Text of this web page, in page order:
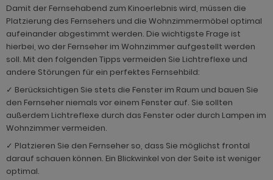
Damit der Fernsehabend zum Kinoerlebnis wird, müssen die
Platzierung des Fernsehers und die Wohnzimmermöbel optimal
aufeinander abgestimmt werden. Die wichtigste Frage ist
hierbei, wo der Fernseher im Wohnzimmer aufgestellt werden
soll. Mit den folgenden Tipps vermeiden Sie Lichtreflexe und
andere Störungen für ein perfektes Fernsehbild:
✓ Berücksichtigen Sie stets die Fenster im Raum und bauen Sie
den Fernseher niemals vor einem Fenster auf. Sie sollten
außerdem Lichtreflexe durch das Fenster oder durch Lampen im
Wohnzimmer vermeiden.
✓ Platzieren Sie den Fernseher so, dass Sie möglichst frontal
darauf schauen können. Ein Blickwinkel von der Seite ist weniger
optimal.